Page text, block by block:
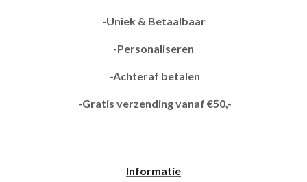
-Uniek & Betaalbaar
-Personaliseren
-Achteraf betalen
-Gratis verzending vanaf €50,-
Informatie